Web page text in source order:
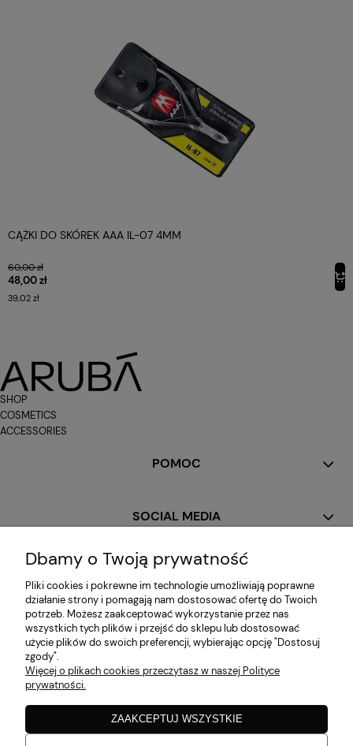
CĄŻKI DO SKÓREK AAA IL-07 4MM
60,00 zł
48,00 zł
39,02 zł
SHOP
COSMETICS
ACCESSORIES
POMOC
SOCIAL MEDIA
MOJE KONTO
PŁATNOŚCI I DOSTAWA
INFORMACJE
O NAS
Dbamy o Twoją prywatność
Pliki cookies i pokrewne im technologie umożliwiają poprawne
działanie strony i pomagają nam dostosować ofertę do Twoich
potrzeb. Możesz zaakceptować wykorzystanie przez nas
wszystkich tych plików i przejść do sklepu lub dostosować
użycie plików do swoich preferencji, wybierając opcję "Dostosuj
zgody".
Więcej o plikach cookies przeczytasz w naszej Polityce
prywatności.
ZAAKCEPTUJ WSZYSTKIE